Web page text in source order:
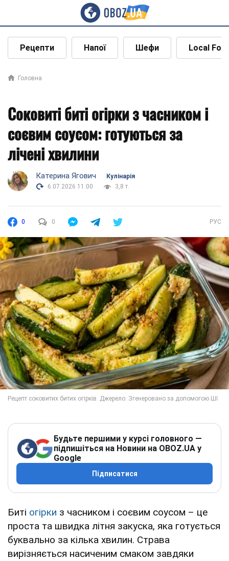
Рецепти Напої Шефи Local
Головна
Соковиті биті огірки з часником і
соєвим соусом: готуються за
лічені хвилини
Катерина Ягович
Кулінарія
6.07.2026 11:00
3,8 т.
0 0 РУС
Будьте першими у курсі головного —
підпишіться на Новини на OBOZ.UA у
Google
Підписатися
Биті огірки з часником і соєвим соусом – це
проста та швидка літня закуска, яка готується
буквально за кілька хвилин. Страва
вирізняється насиченим смаком завдяки